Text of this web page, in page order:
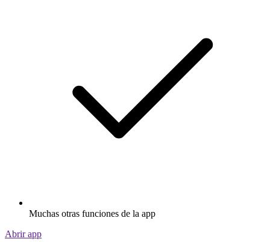
Muchas otras funciones de la app
Abrir app